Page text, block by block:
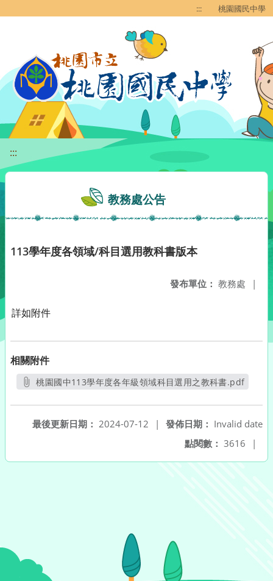
::: 桃園國民中學
:::
教務處公告
113學年度各領域/科目選用教科書版本
發布單位： 教務處 |
詳如附件
相關附件
桃園國中113學年度各年級領域科目選用之教科書.pdf
發佈日期： Invalid date
最後更新日期： 2024-07-12
|
點閱數： 3616 |